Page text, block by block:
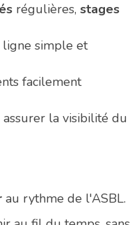
régulières, stages
ligne simple et
facilement
la visibilité du
au rythme de l'ASBL.